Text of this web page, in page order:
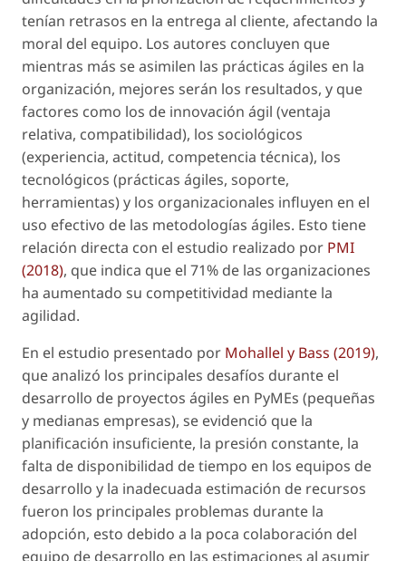
tenían retrasos en la entrega al cliente, afectando la
moral del equipo. Los autores concluyen que
mientras más se asimilen las prácticas ágiles en la
organización, mejores serán los resultados, y que
factores como los de innovación ágil (ventaja
relativa, compatibilidad), los sociológicos
(experiencia, actitud, competencia técnica), los
tecnológicos (prácticas ágiles, soporte,
herramientas) y los organizacionales influyen en el
uso efectivo de las metodologías ágiles. Esto tiene
relación directa con el estudio realizado por PMI
(2018), que indica que el 71% de las organizaciones
ha aumentado su competitividad mediante la
agilidad.
En el estudio presentado por Mohallel y Bass (2019),
que analizó los principales desafíos durante el
desarrollo de proyectos ágiles en PyMEs (pequeñas
y medianas empresas), se evidenció que la
planificación insuficiente, la presión constante, la
falta de disponibilidad de tiempo en los equipos de
desarrollo y la inadecuada estimación de recursos
fueron los principales problemas durante la
adopción, esto debido a la poca colaboración del
equipo de desarrollo en las estimaciones al asumir